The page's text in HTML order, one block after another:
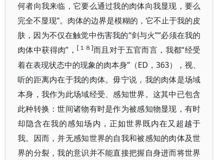
何者向我来临，它要么通过我的肉体向我显现，要么
完全不显现”。肉体的边界是模糊的，它不止于我的皮
肤，因为不仅在触觉中伤害我的“剑与火”“必须在我的
肉体中获得肉”， [１８]而且 对于五官而言，我都“经受
着在表现状态中的现象的肉本身”（ED，363），视、
听的距离内在于我的肉体。毋宁说，我的肉体是场域
本身，我作为此场域经受、感知世界。这其中已包含
此种转换：世间诸物有时是作为被感知物显现，有时
却隐含在我的感知场内，正如世界既内在又超越于
我。因而，并无感知世界的自我和被感知的肉体及世
界的分裂，我的意识并不能直接把握自身进而将世界